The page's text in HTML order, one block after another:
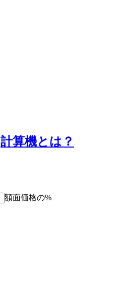
計算機とは？
額面価格の%